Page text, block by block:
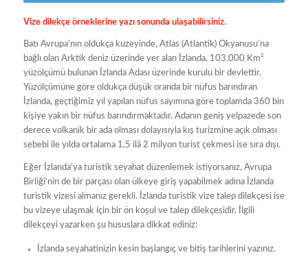
Vize dilekçe örneklerine yazı sonunda ulaşabilirsiniz.
Batı Avrupa’nın oldukça kuzeyinde, Atlas (Atlantik) Okyanusu’na
bağlı olan Arktik deniz üzerinde yer alan İzlanda, 103.000 Km²
yüzölçümü bulunan İzlanda Adası üzerinde kurulu bir devlettir.
Yüzölçümüne göre oldukça düşük oranda bir nüfus barındıran
İzlanda, geçtiğimiz yıl yapılan nüfus sayımına göre toplamda 360 bin
kişiye yakın bir nüfus barındırmaktadır. Adanın geniş yelpazede son
derece volkanik bir ada olması dolayısıyla kış turizmine açık olması
sebebi ile yılda ortalama 1,5 ilâ 2 milyon turist çekmesi ise sıra dışı.
Eğer İzlanda’ya turistik seyahat düzenlemek istiyorsanız, Avrupa
Birliği’nin de bir parçası olan ülkeye giriş yapabilmek adına İzlanda
turistik vizesi almanız gerekli. İzlanda turistik vize talep dilekçesi ise
bu vizeye ulaşmak için bir ön koşul ve talep dilekçesidir. İlgili
dilekçeyi yazarken şu hususlara dikkat ediniz:
İzlanda seyahatinizin kesin başlangıç ve bitiş tarihlerini yazınız.